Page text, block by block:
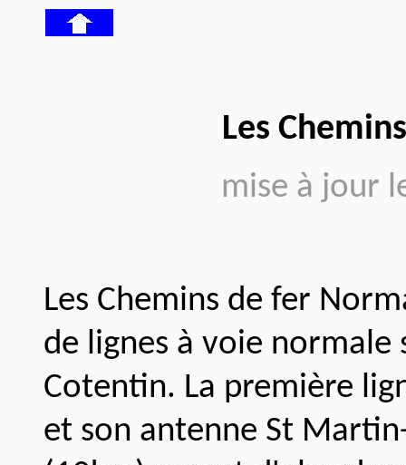
Les
mise à jour
Les Chemins de fer
de lignes à voie normale
Cotentin. La première
et son antenne St